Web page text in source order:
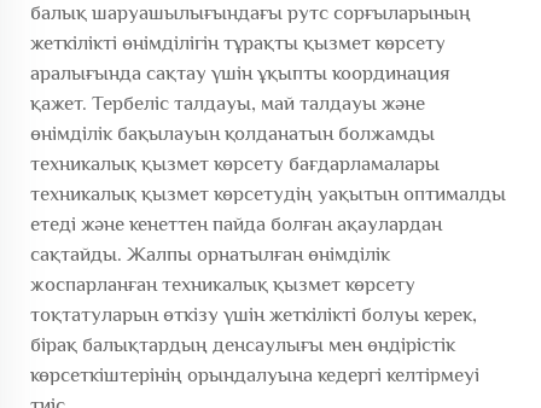
балық шаруашылығындағы рутс сорғыларының
жеткілікті өнімділігін тұрақты қызмет көрсету
аралығында сақтау үшін ұқыпты координация
қажет. Тербеліс талдауы, май талдауы және
өнімділік бақылауын қолданатын болжамды
техникалық қызмет көрсету бағдарламалары
техникалық қызмет көрсетудің уақытын оптималды
етеді және кенеттен пайда болған ақаулардан
сақтайды. Жалпы орнатылған өнімділік
жоспарланған техникалық қызмет көрсету
тоқтатуларын өткізу үшін жеткілікті болуы керек,
бірақ балықтардың денсаулығы мен өндірістік
көрсеткіштерінің орындалуына кедергі келтірмеуі